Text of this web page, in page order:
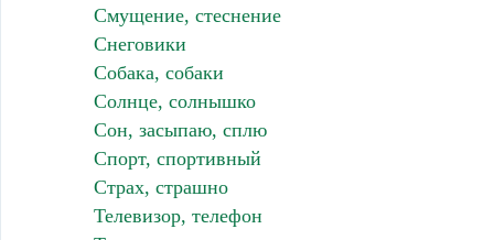
Смущение, стеснение
Снеговики
Собака, собаки
Солнце, солнышко
Сон, засыпаю, сплю
Спорт, спортивный
Страх, страшно
Телевизор, телефон